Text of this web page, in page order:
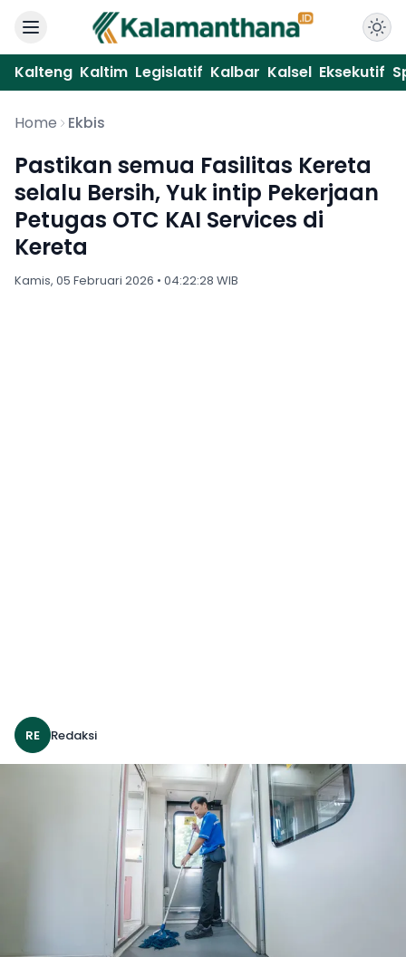
Kalteng Kaltim Legislatif Kalbar Kalsel Eksekutif
Home Ekbis
Pastikan semua Fasilitas Kereta
selalu Bersih, Yuk intip Pekerjaan
Petugas OTC KAI Services di
Kereta
Kamis, 05 Februari 2026 • 04:22:28 WIB
RE Redaksi